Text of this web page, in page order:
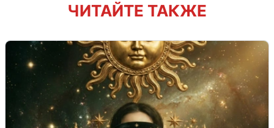
ЧИТАЙТЕ ТАКЖЕ